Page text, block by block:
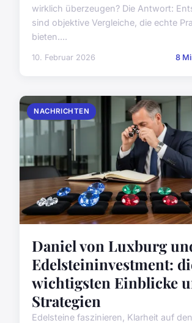
wirklich überzeugen? Die Antwort:
sind objektive Vergleiche, die echte
bieten....
10. Februar 2026 8
NACHRICHTEN
Daniel von Luxburg
Edelsteininvestment:
wichtigsten Einblicke
Strategien
Edelsteine faszinieren, Klarheit auf